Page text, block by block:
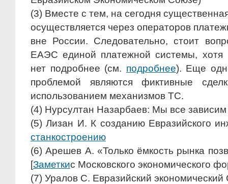
(3) Вместе с тем, на сегодня
осуществляется через операторов
вне России. Следовательно, стоит
ЕАЭС единой платежной системы, хотя
нет подробнее (см. подробнее). Еще
проблемой являются фиктивные
использованием механизмов ТС.
(4) Нурсултан Назарбаев: Мы все
(5) Лизан И. К созданию Евразийского
станкостроению
(6) Арешев А. «Только ёмкость рынка
[Заметкис Московского экономического
(7) Уралов С. Евразийский